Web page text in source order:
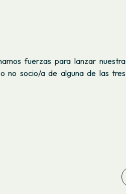
fuerzas para lanzar nuestra
no socio/a de alguna de las tres